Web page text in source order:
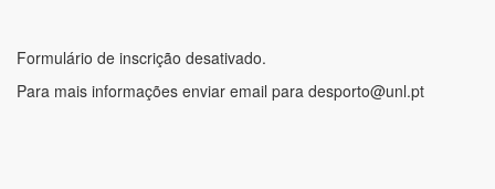
Formulário de inscrição desativado.
Para mais informações enviar email para desporto@unl.pt